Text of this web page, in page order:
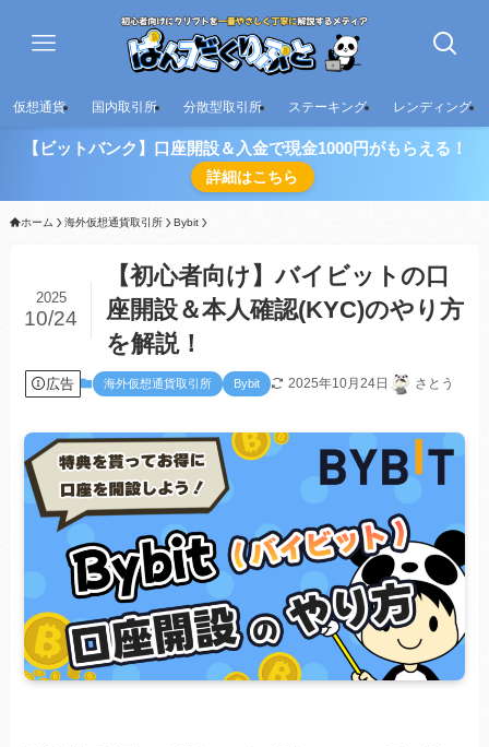
仮想通貨 国内取引所 分散型取引所 ステーキング レンディング
【ビットバンク】口座開設＆入金で現金1000円がもらえる！
詳細はこちら
ホーム 海外仮想通貨取引所 Bybit
【初心者向け】バイビットの口
座開設＆本人確認(KYC)のやり方
を解説！
2025
10/24
広告 海外仮想通貨取引所 Bybit 2025年10月24日 さとう